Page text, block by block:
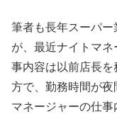
筆者も長年スーパ
が、最近ナイトマ
事内容は以前店長
方で、勤務時間が夜
マネージャーの仕